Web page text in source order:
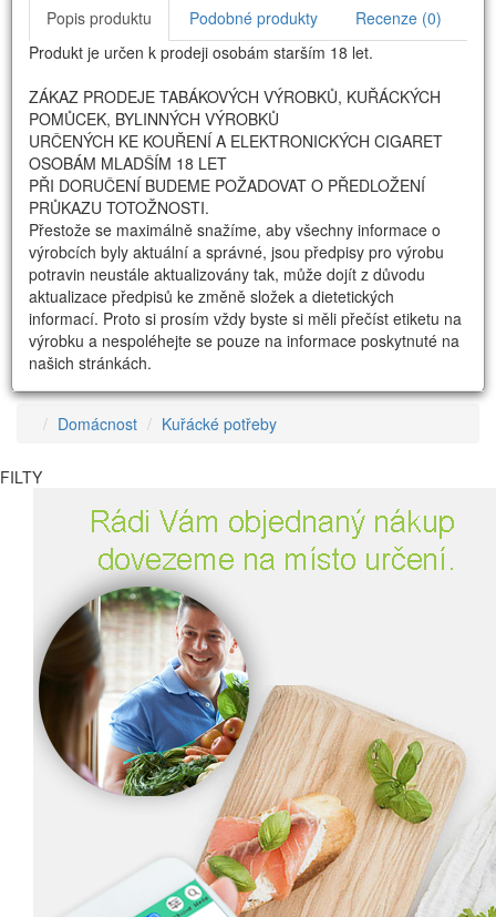
Popis produktu Podobné produkty
Recenze (0)
Produkt je určen k prodeji osobám starším 18 let.
ZÁKAZ PRODEJE TABÁKOVÝCH VÝROBKŮ, KUŘÁCKÝCH
POMŮCEK, BYLINNÝCH VÝROBKŮ
URČENÝCH KE KOUŘENÍ A ELEKTRONICKÝCH CIGARET
OSOBÁM MLADŠÍM 18 LET
PŘI DORUČENÍ BUDEME POŽADOVAT O PŘEDLOŽENÍ
PRŮKAZU TOTOŽNOSTI.
Přestože se maximálně snažíme, aby všechny informace o
výrobcích byly aktuální a správné, jsou předpisy pro výrobu
potravin neustále aktualizovány tak, může dojít z důvodu
aktualizace předpisů ke změně složek a dietetických
informací. Proto si prosím vždy byste si měli přečíst etiketu na
výrobku a nespoléhejte se pouze na informace poskytnuté na
našich stránkách.
Domácnost Kuřácké potřeby
FILTY